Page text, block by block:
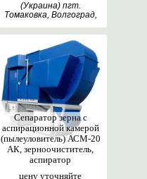
(Украина) пгт.
Томаковка, Волгоград,
Днепр
цену уточняйте
Сепаратор зерна с
аспирационной камерой
(пылеуловитель) АСМ-20
АК, зерноочиститель,
аспиратор